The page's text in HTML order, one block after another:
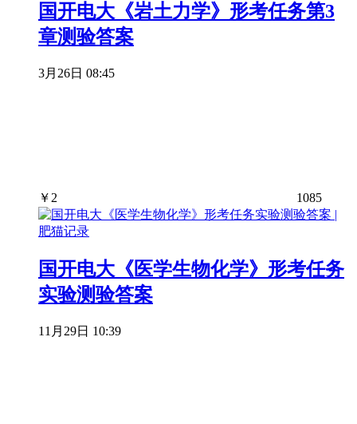
国开电大《岩土力学》形考任务第3
章测验答案
3月26日 08:45
￥ 2 1085
国开电大《医学生物化学》形考任务
实验测验答案
11月29日 10:39